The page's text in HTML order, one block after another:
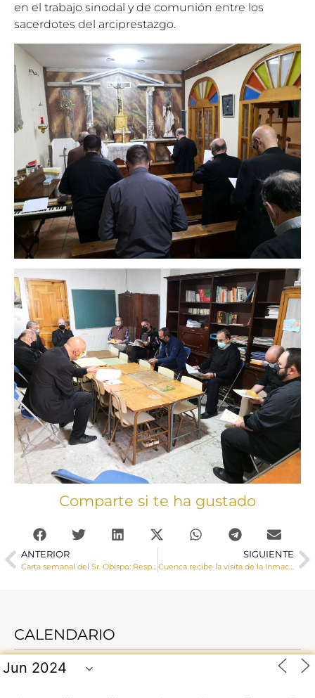
en el trabajo sinodal y de comunión entre los
sacerdotes del arciprestazgo.
Comparte si te ha gustado
ANTERIOR
Carta semanal del Sr. Obispo: Respuestas a una doble pregunta
SIGUIENTE
Cuenca recibe la visita de la Inmaculada del 28 al 30 de septiembre
CALENDARIO